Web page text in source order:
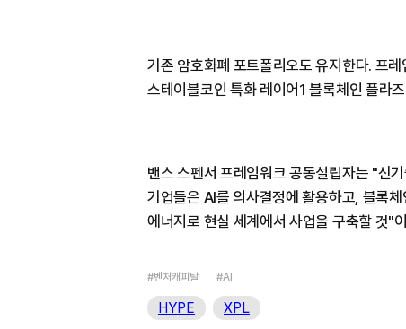
기존 암호화폐 포트폴리오도 유지한다. 프
스테이블코인 특화 레이어1 블록체인 플라
밴스 스펜서 프레임워크 공동설립자는 "신
기업들은 AI를 의사결정에 활용하고, 블록
에너지로 현실 세계에서 사업을 구축할 것"
#벤처캐피탈 #AI
HYPE XPL